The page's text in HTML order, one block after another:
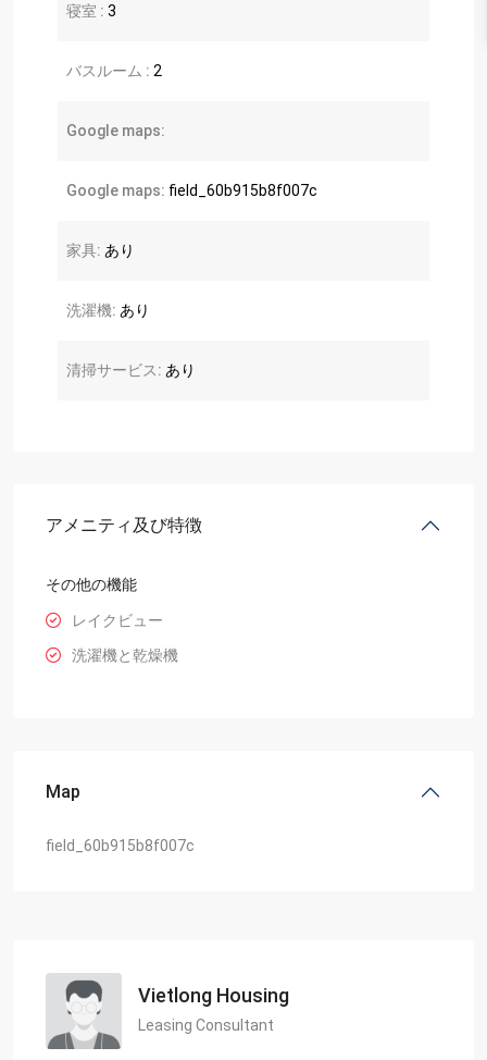
寝室 : 3
バスルーム : 2
Google maps:
Google maps: field_60b915b8f007c
家具: あり
洗濯機: あり
清掃サービス: あり
アメニティ及び特徴
その他の機能
レイクビュー
洗濯機と乾燥機
Map
field_60b915b8f007c
Vietlong Housing
Leasing Consultant